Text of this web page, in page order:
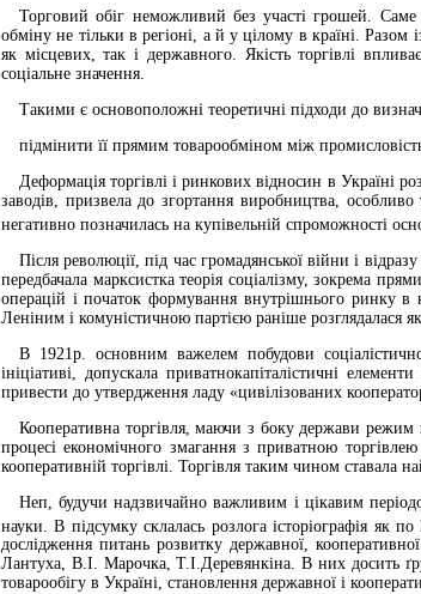
Торговий обіг неможливий без участі грошей. Саме
обміну не тільки в регіоні, а й у цілому в країні.
як місцевих, так і державного. Якість торгівлі
соціальне значення.
Такими є основоположні теоретичні підходи до
підмінити її прямим товарообміном між
Деформація торгівлі і ринкових відносин в Україні
заводів, призвела до згортання виробництва,
негативно позначилась на купівельній спроможності
Після революції, під час громадянської війни і
передбачала марксистка теорія соціалізму, зокрема
операцій і початок формування внутрішнього ринку
Леніним і комуністичною партією раніше розглядалася
В 1921р. основним важелем побудови
ініціативі, допускала приватнокапіталістичні
привести до утвердження ладу «цивілізованих
Кооперативна торгівля, маючи з боку держави режим
процесі економічного змагання з приватною
кооперативній торгівлі. Торгівля таким чином ставала
Неп, будучи надзвичайно важливим і цікавим
науки. В підсумку склалась розлога історіографія як
дослідження питань розвитку державної,
Лантуха, В.І. Марочка, Т.І.Деревянкіна. В них досить
товарообігу в Україні, становлення державної і